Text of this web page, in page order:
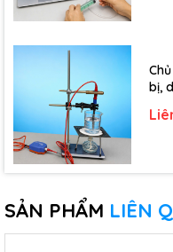
bị,
SẢN PHẨM LIÊN